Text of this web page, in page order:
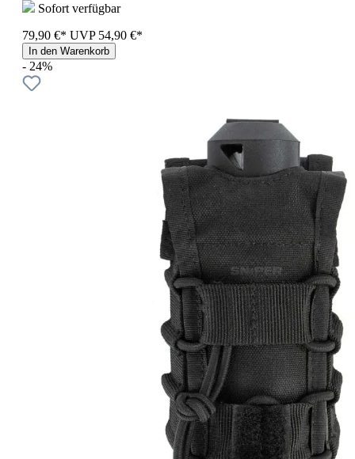
Sofort verfügbar
79,90 €* UVP 54,90 €*
In den Warenkorb
- 24%